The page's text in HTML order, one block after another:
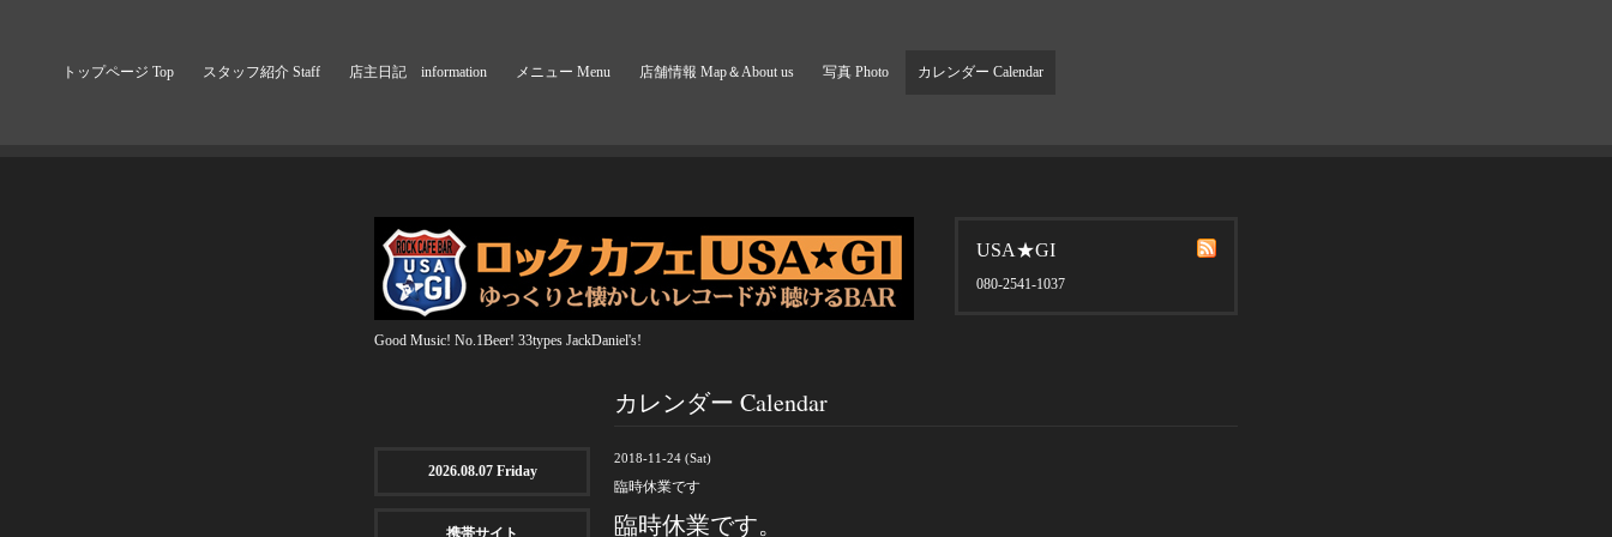
トップページ Top スタッフ紹介 Staff 店主日記 information メニュー Menu 店舗情報 Map＆About us 写真 Photo カレンダー Calendar
USA★GI
080-2541-1037
Good Music! No.1Beer! 33types JackDaniel's!
カレンダー Calendar
2018-11-24 (Sat)
臨時休業です
臨時休業です。
2026.08.07 Friday
携帯サイト